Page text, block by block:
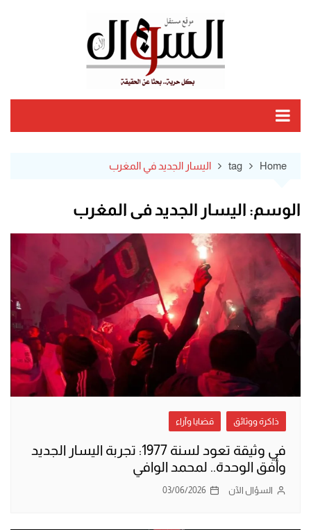
Home
tag اليسار الجديد في المغرب
الوسم: اليسار الجديد في المغرب
ذاكرة ووثائق قضايا وآراء
في وثيقة تعود لسنة 1977: تجربة اليسار الجديد
وأفق الوحدة.. لمحمد الوافي
السؤال الآن 03/06/2026